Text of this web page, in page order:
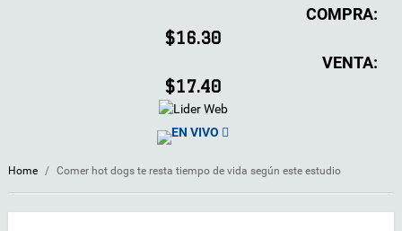
COMPRA:
$16.30
VENTA:
$17.40
EN VIVO
Home / Comer hot dogs te resta tiempo de vida según este estudio